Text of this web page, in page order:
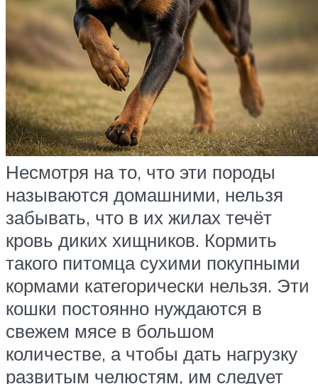
Несмотря на то, что эти породы
называются домашними, нельзя
забывать, что в их жилах течёт
кровь диких хищников. Кормить
такого питомца сухими покупными
кормами категорически нельзя. Эти
кошки постоянно нуждаются в
свежем мясе в большом
количестве, а чтобы дать нагрузку
развитым челюстям, им следует